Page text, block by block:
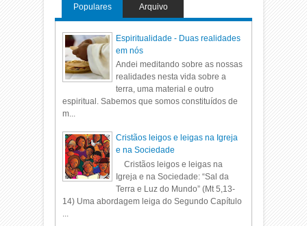
Populares Arquivo
Espiritualidade - Duas realidades
em nós
Andei meditando sobre as nossas
realidades nesta vida sobre a
terra, uma material e outro
espiritual. Sabemos que somos constituídos de
m...
Cristãos leigos e leigas na Igreja
e na Sociedade
Cristãos leigos e leigas na
Igreja e na Sociedade: “Sal da
Terra e Luz do Mundo” (Mt 5,13-
14) Uma abordagem leiga do Segundo Capítulo